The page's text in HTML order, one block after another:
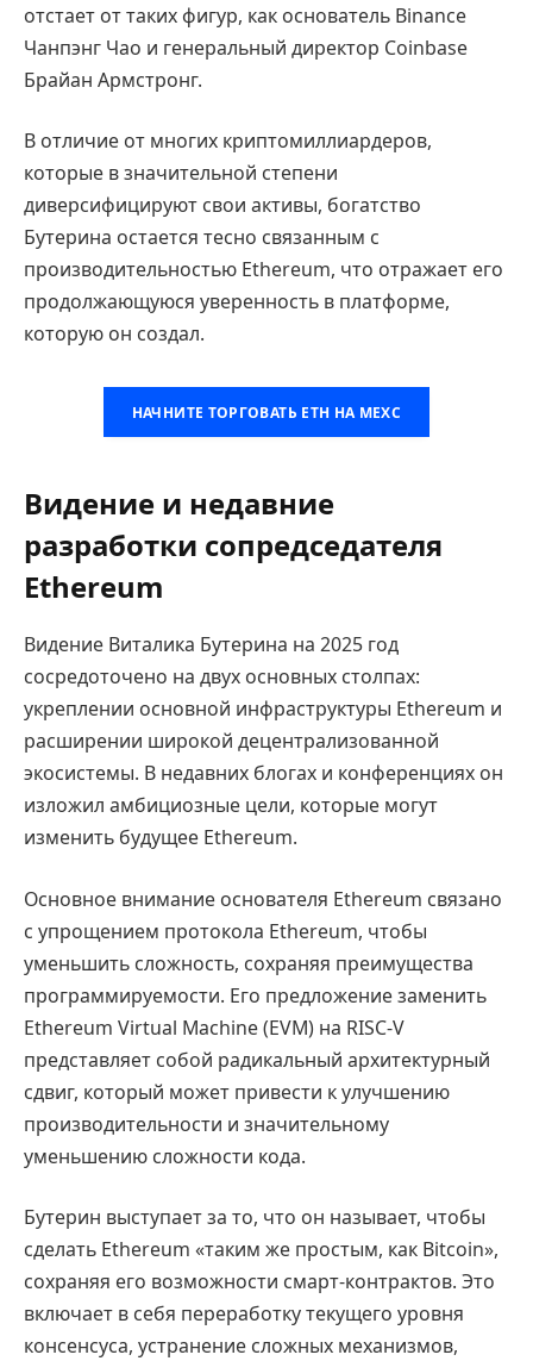
отстает от таких фигур, как основатель Binance
Чанпэнг Чао и генеральный директор Coinbase
Брайан Армстронг.
В отличие от многих криптомиллиардеров,
которые в значительной степени
диверсифицируют свои активы, богатство
Бутерина остается тесно связанным с
производительностью Ethereum, что отражает его
продолжающуюся уверенность в платформе,
которую он создал.
НАЧНИТЕ ТОРГОВАТЬ ETH НА MEXC
Видение и недавние
разработки сопредседателя
Ethereum
Видение Виталика Бутерина на 2025 год
сосредоточено на двух основных столпах:
укреплении основной инфраструктуры Ethereum и
расширении широкой децентрализованной
экосистемы. В недавних блогах и конференциях он
изложил амбициозные цели, которые могут
изменить будущее Ethereum.
Основное внимание основателя Ethereum связано
с упрощением протокола Ethereum, чтобы
уменьшить сложность, сохраняя преимущества
программируемости. Его предложение заменить
Ethereum Virtual Machine (EVM) на RISC-V
представляет собой радикальный архитектурный
сдвиг, который может привести к улучшению
производительности и значительному
уменьшению сложности кода.
Бутерин выступает за то, что он называет, чтобы
сделать Ethereum «таким же простым, как Bitcoin»,
сохраняя его возможности смарт-контрактов. Это
включает в себя переработку текущего уровня
консенсуса, устранение сложных механизмов,